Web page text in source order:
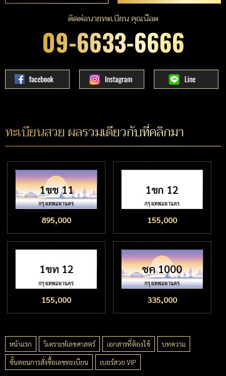
ติดต่อนายทะเบียน คุณน๊อต
09-6633-6666
ทะเบียนสวย ผลรวมเดียวกับที่คลิกมา
1ขช 11
895,000
1ขก 12
155,000
1ขท 12
155,000
ชค 1000
335,000
หน้าแรก วิเคราะห์เลขศาสตร์ เอกสารที่ต้องใช้
บทความ
ขั้นตอนการสั่งซื้อเลขทะเบียน
เบอร์สวย VIP